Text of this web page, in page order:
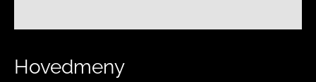
Hovedmeny